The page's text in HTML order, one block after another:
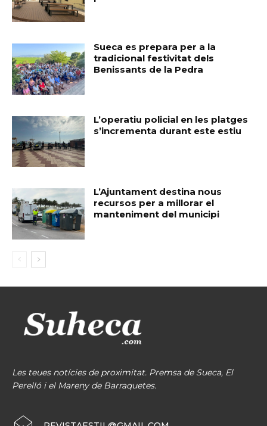
Sueca es prepara per a la
tradicional festivitat dels
Benissants de la Pedra
L’operatiu policial en les platges
s’incrementa durant este estiu
L’Ajuntament destina nous
recursos per a millorar el
manteniment del municipi
Les teues notícies de proximitat. Premsa de Sueca, El
Perelló i el Mareny de Barraquetes.